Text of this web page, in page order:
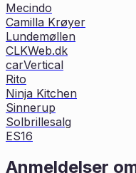
Mecindo
Camilla Krøyer
Lundemøllen
CLKWeb.dk
carVertical
Rito
Ninja Kitchen
Sinnerup
Solbrillesalg
ES16
Anmeldelser